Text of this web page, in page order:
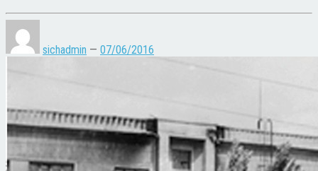
sichadmin — 07/06/2016